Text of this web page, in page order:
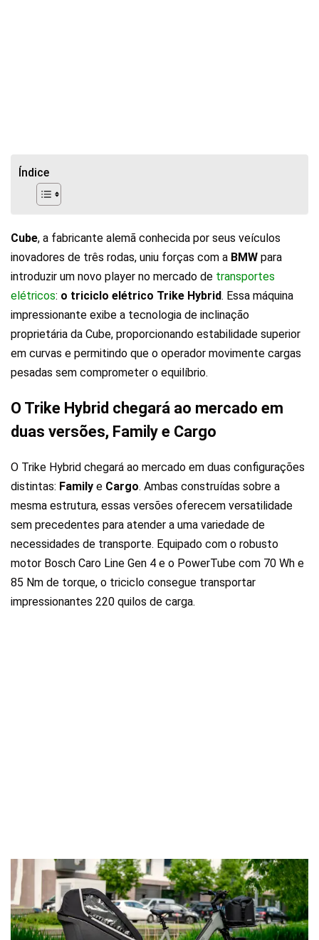
Índice
Cube, a fabricante alemã conhecida por seus veículos
inovadores de três rodas, uniu forças com a BMW para
introduzir um novo player no mercado de transportes
elétricos: o triciclo elétrico Trike Hybrid. Essa máquina
impressionante exibe a tecnologia de inclinação
proprietária da Cube, proporcionando estabilidade superior
em curvas e permitindo que o operador movimente cargas
pesadas sem comprometer o equilíbrio.
O Trike Hybrid chegará ao mercado em
duas versões, Family e Cargo
O Trike Hybrid chegará ao mercado em duas configurações
distintas: Family e Cargo. Ambas construídas sobre a
mesma estrutura, essas versões oferecem versatilidade
sem precedentes para atender a uma variedade de
necessidades de transporte. Equipado com o robusto
motor Bosch Caro Line Gen 4 e o PowerTube com 70 Wh e
85 Nm de torque, o triciclo consegue transportar
impressionantes 220 quilos de carga.